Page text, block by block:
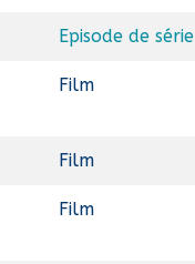
Episode de série
Film
Film
Film